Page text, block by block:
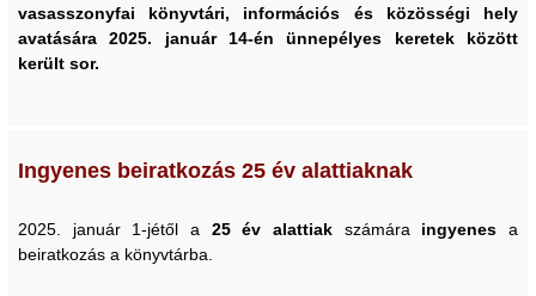
vasasszonyfai könyvtári, információs és közösségi hely
avatására 2025. január 14-én ünnepélyes keretek között
került sor.
Ingyenes beiratkozás 25 év alattiaknak
2025. január 1-jétől a 25 év alattiak számára ingyenesa
beiratkozás a könyvtárba.